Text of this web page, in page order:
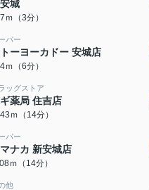
城
ｍ（3分）
パー
ーヨーカドー 安城店
ｍ（6分）
ッグストア
薬局 住吉店
ｍ（14分）
パー
ナカ 新安城店
ｍ（14分）
他